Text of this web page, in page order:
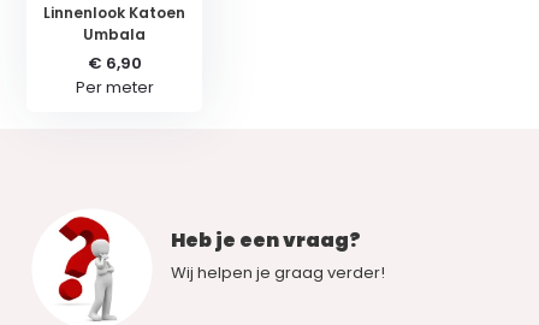
Linnenlook Katoen
Umbala
€ 6,90
Per meter
Heb je een vraag?
Wij helpen je graag verder!